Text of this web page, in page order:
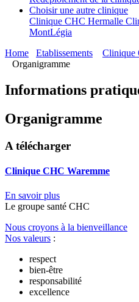
Choisir une autre clinique
Clinique CHC Hermalle
MontLégia
Home
Etablissements Clinique
Organigramme
Informations
Organigramme
A télécharger
Clinique CHC Waremme
En savoir plus
Le groupe santé CHC
Nous croyons à la bienveillance
Nos valeurs :
respect
bien-être
responsabilité
excellence